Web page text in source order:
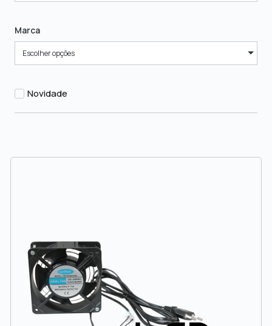
Marca
Escolher opções
Novidade